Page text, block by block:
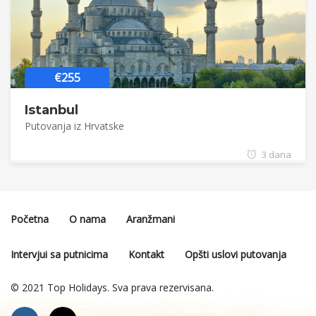
€255
Istanbul
Putovanja iz Hrvatske
3 dana
Početna O nama Aranžmani
Intervjui sa putnicima Kontakt Opšti uslovi putovanja
© 2021 Top Holidays. Sva prava rezervisana.